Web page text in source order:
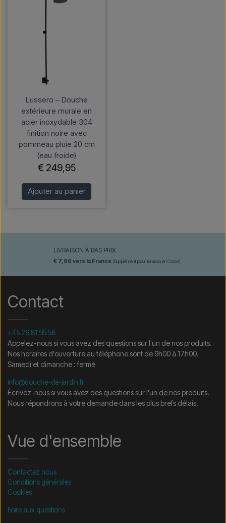
Lussero – Douche
extérieure murale en
acier inoxydable 304
finition noire avec
pommeau pluie 20 cm
(eau froide)
€ 249,95
Ajouter au panier
LIVRAISON À BAS PRIX
€ 7,96 vers la France(Supplément pour livraison en Corse)
Contact
+45 26 81 95 58
Appelez-nous si vous avez des questions sur l'un de nos produits.
Nos horaires d'ouverture au téléphone sont de 9h00 à 17h00.
Samedi et dimanche : fermé
info@douche-de-jardin.fr
Écrivez-nous si vous avez des questions sur l'un de nos produits.
Nous répondrons à votre demande dans les plus brefs délais.
Vue d'ensemble
Contactez nous
Conditions générales
Cookies
Foire aux questions